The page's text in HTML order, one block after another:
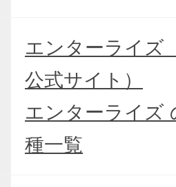
エンターライズ
公式サイト）
エンターライズ
種一覧